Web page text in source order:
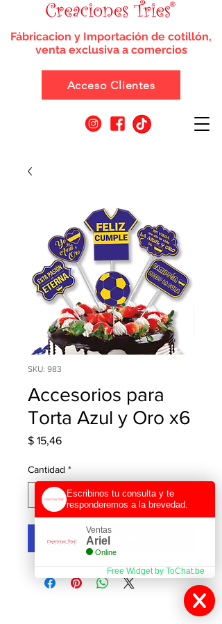
Fábricacion y Importación de cotillón,
venta exclusiva a comercios
Acceso Clientes
SKU: 983
Accesorios para
Torta Azul y Oro x6
$ 15,46Precio
Cantidad *
Agregar al carrito
Escribinos tu consulta y te
responderemos a la brevedad.
Ventas
Ariel
Online
Free Widget by ToChat.be